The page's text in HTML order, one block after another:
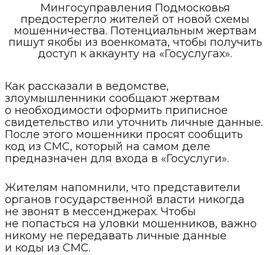
Мингосуправления Подмосковья
предостерегло жителей от новой схемы
мошенничества. Потенциальным жертвам
пишут якобы из военкомата, чтобы получить
доступ к аккаунту на «Госуслугах».
Как рассказали в ведомстве,
злоумышленники сообщают жертвам
о необходимости оформить приписное
свидетельство или уточнить личные данные.
После этого мошенники просят сообщить
код из СМС, который на самом деле
предназначен для входа в «Госуслуги».
Жителям напомнили, что представители
органов государственной власти никогда
не звонят в мессенджерах. Чтобы
не попасться на уловки мошенников, важно
никому не передавать личные данные
и коды из СМС.